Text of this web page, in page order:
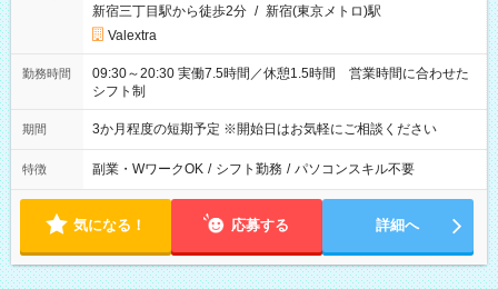
新宿三丁目駅から徒歩2分 / 新宿(東京メトロ)駅
Valextra
勤務時間
09:30～20:30 実働7.5時間／休憩1.5時間 営業時間に合わせた
シフト制
期間 3か月程度の短期予定 ※開始日はお気軽にご相談ください
特徴 副業・WワークOK / シフト勤務 / パソコンスキル不要
気になる！ 応募する 詳細へ